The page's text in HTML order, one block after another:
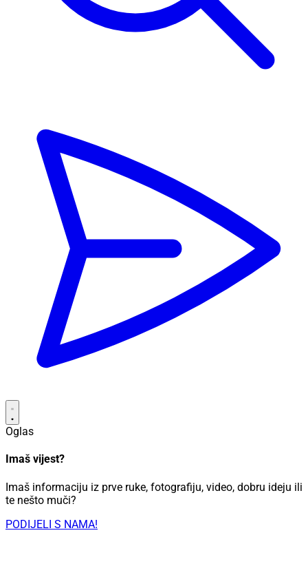
Oglas
Imaš vijest?
Imaš informaciju iz prve ruke, fotografiju, video, dobru ideju ili
te nešto muči?
PODIJELI S NAMA!